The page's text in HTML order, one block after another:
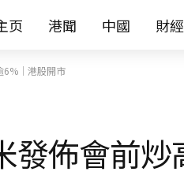
页 港聞 中國 財經
6%｜港股開市
發佈會前